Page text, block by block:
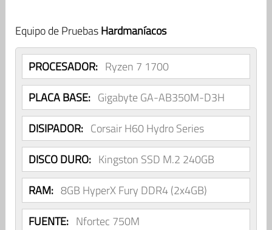
Equipo de PruebasHardmaníacos
PROCESADOR: Ryzen 7 1700
PLACA BASE: Gigabyte GA-AB350M-D3H
DISIPADOR: Corsair H60 Hydro Series
DISCO DURO: Kingston SSD M.2 240GB
RAM: 8GB HyperX Fury DDR4 (2x4GB)
FUENTE: Nfortec 750M